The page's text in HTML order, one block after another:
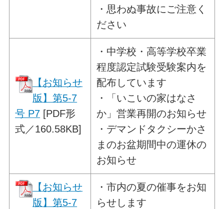
・思わぬ事故にご注意く
ださい
【お知らせ
版】第5-7
号 P7 [PDF形
式／160.58KB]
・ 中学校・高等学校卒業
程度認定試験受験案内を
配布しています
・「いこいの家はなさ
か」営業再開のお知らせ
・デマンドタクシーかさ
まのお盆期間中の運休の
お知らせ
【お知らせ
版】第5-7
・市内の夏の催事をお知
らせします